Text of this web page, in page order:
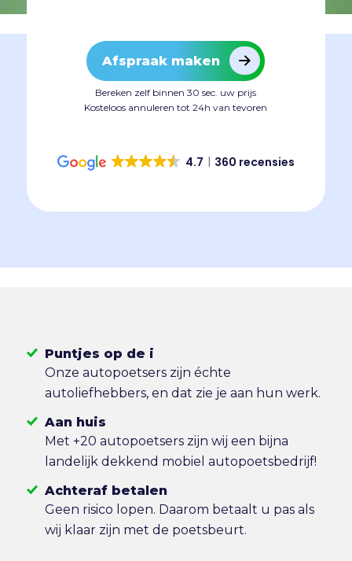
Afspraak maken
Bereken zelf binnen 30 sec. uw prijs
Kosteloos annuleren tot 24h van tevoren
4.7 360 recensies
Puntjes op de i
Onze autopoetsers zijn échte
autoliefhebbers, en dat zie je aan hun werk.
Aan huis
Met +20 autopoetsers zijn wij een bijna
landelijk dekkend mobiel autopoetsbedrijf!
Achteraf betalen
Geen risico lopen. Daarom betaalt u pas als
wij klaar zijn met de poetsbeurt.